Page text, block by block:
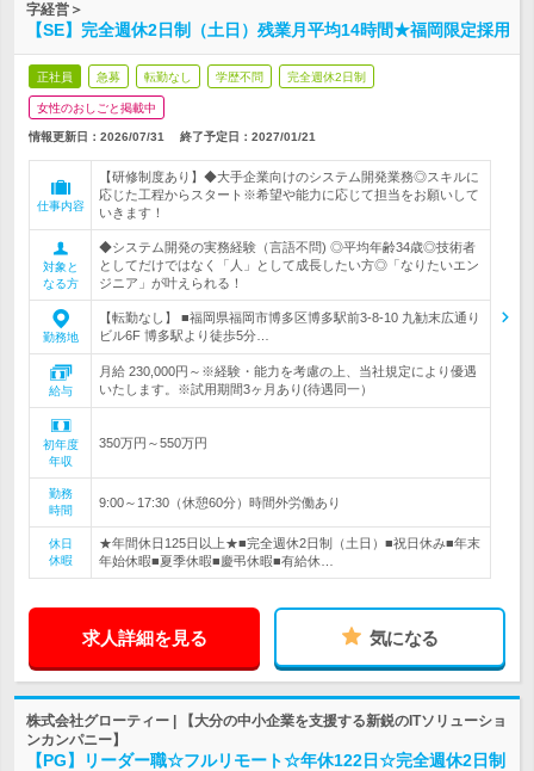
字経営＞
【SE】完全週休2日制（土日）残業月平均14時間★福岡限定採用
正社員 急募 転勤なし 学歴不問 完全週休2日制
女性のおしごと掲載中
情報更新日：2026/07/31 終了予定日： 2027/01/21
仕事内容
【研修制度あり】◆大手企業向けのシステム開発業務◎スキルに
応じた工程からスタート※希望や能力に応じて担当をお願いして
いきます！
対象と
なる方
◆システム開発の実務経験（言語不問) ◎平均年齢34歳◎技術者
としてだけではなく「人」として成長したい方◎「なりたいエン
ジニア」が叶えられる！
勤務地
【転勤なし】 ■福岡県福岡市博多区博多駅前3-8-10 九勧末広通り
ビル6F 博多駅より徒歩5分…
給与
月給 230,000円～※経験・能力を考慮の上、当社規定により優遇
いたします。※試用期間3ヶ月あり(待遇同一）
初年度
年収
350万円～550万円
勤務
時間
9:00～17:30（休憩60分）時間外労働あり
休日
休暇
★年間休日125日以上★■完全週休2日制（土日）■祝日休み■年末
年始休暇■夏季休暇■慶弔休暇■有給休…
求人詳細を見る 気になる
株式会社グローティー | 【大分の中小企業を支援する新鋭のITソリューショ
ンカンパニー】
【PG】リーダー職☆フルリモート☆年休122日☆完全週休2日制